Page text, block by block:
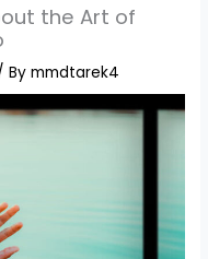
the Art of
Bymmdtarek4